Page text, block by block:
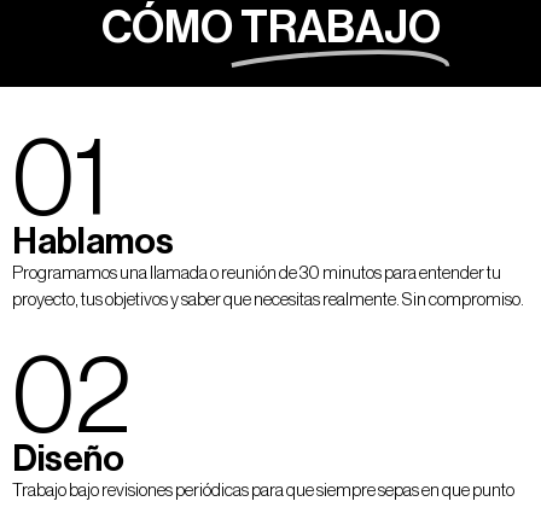
CÓMO TRABAJO
01
Hablamos
Programamos una llamada o reunión de 30 minutos para entender tu
proyecto, tus objetivos y saber que necesitas realmente. Sin compromiso.
02
Diseño
Trabajo bajo revisiones periódicas para que siempre sepas en que punto